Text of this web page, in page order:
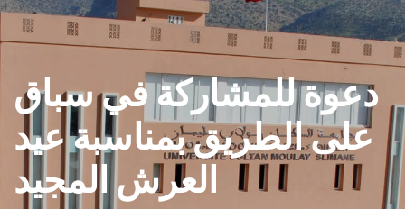
دعوة للمشاركة في سباق
على الطريق بمناسبة عيد
العرش المجيد